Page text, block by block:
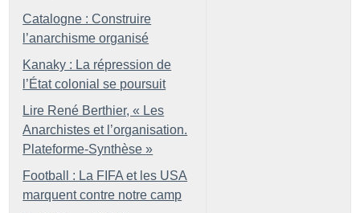
Catalogne : Construire
l’anarchisme organisé
Kanaky : La répression de
l’État colonial se poursuit
Lire René Berthier, « Les
Anarchistes et l’organisation.
Plateforme-Synthèse »
Football : La FIFA et les USA
marquent contre notre camp